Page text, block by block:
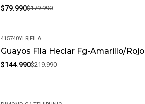
$79.990$179.990
-34%
415740YLR|FILA
Guayos Fila Heclar Fg-Amarillo/Rojo
$144.990$219.990